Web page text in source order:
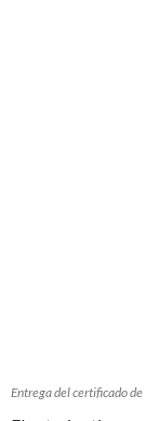
Entrega del certificado